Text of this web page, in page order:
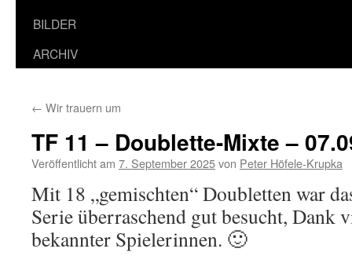
BILDER
ARCHIV
← Wir trauern um
TF 11 – Doublette-Mixte –
Veröffentlicht am 7. September 2025von Peter Höfele-Krupka
Mit 18 „gemischten“ Doubletten war
Serie überraschend gut besucht, Dank
bekannter Spielerinnen. 🙂